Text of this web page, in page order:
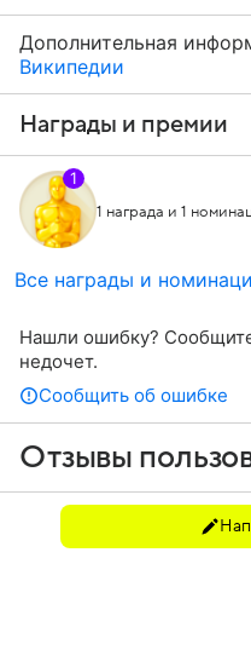
Награды и премии
1
1 награда и 1
Все награды и
Дополнительная
Википедии
Нашли ошибку?
недочет.
Сообщить об ошибке
Отзывы